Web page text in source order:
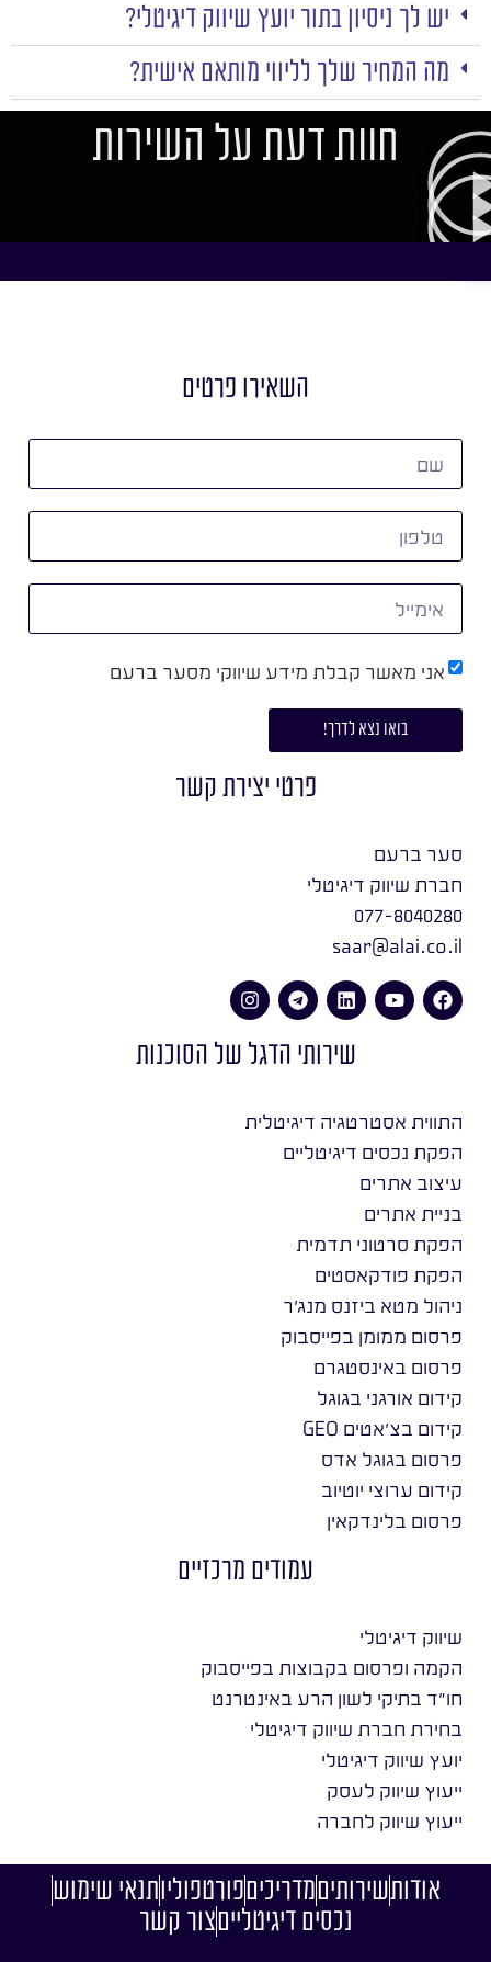
יש לך ניסיון בתור יועץ שיווק דיגיטלי?
מה המחיר שלך לליווי מותאם אישית?
חוות דעת על השירות
השאירו פרטים
אני מאשר קבלת מידע שיווקי מסער ברעם
בואו נצא לדרך!
פרטי יצירת קשר
סער ברעם
חברת שיווק דיגיטלי
077-8040280
saar@alai.co.il
שירותי הדגל של הסוכנות
התווית אסטרטגיה דיגיטלית
הפקת נכסים דיגיטליים
עיצוב אתרים
בניית אתרים
הפקת סרטוני תדמית
הפקת פודקאסטים
ניהול מטא ביזנס מנג׳ר
פרסום ממומן בפייסבוק
פרסום באינסטגרם
קידום אורגני בגוגל
קידום בצ׳אטים GEO
פרסום בגוגל אדס
קידום ערוצי יוטיוב
פרסום בלינדקאין
עמודים מרכזיים
שיווק דיגיטלי
הקמה ופרסום בקבוצות בפייסבוק
חו״ד בתיקי לשון הרע באינטרנט
בחירת חברת שיווק דיגיטלי
יועץ שיווק דיגיטלי
ייעוץ שיווק לעסק
ייעוץ שיווק לחברה
אודותשירותיםמדריכיםפורטפוליותנאי שימוש
נכסים דיגיטלייםצור קשר